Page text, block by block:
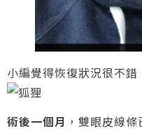
小編覺得恢復狀況很不錯
術後一個月 ，雙眼皮線